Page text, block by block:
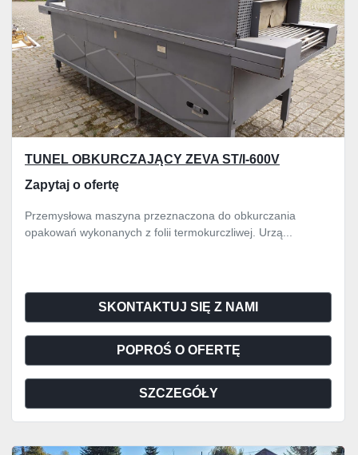
TUNEL OBKURCZAJĄCY ZEVA ST/I-600V
Zapytaj o ofertę
Przemysłowa maszyna przeznaczona do obkurczania
opakowań wykonanych z folii termokurczliwej. Urzą...
SKONTAKTUJ SIĘ Z NAMI
POPROŚ O OFERTĘ
SZCZEGÓŁY